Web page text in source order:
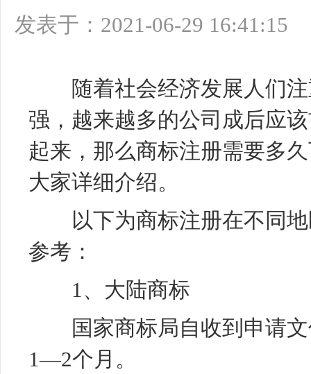
发表于：2021-06-29 16:41:15
随着社会经济发展人们注
强，越来越多的公司成后应
起来，那么商标注册需要多
大家详细介绍。
以下为商标注册在不同地
参考：
1、大陆商标
国家商标局自收到申请文
1—2个月。